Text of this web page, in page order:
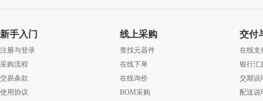
新手入门
注册与登录
采购流程
交易条款
使用协议
线上采购
查找元器件
在线下单
在线询价
BOM采购
交付
在线支
银行汇
交期说
配送说